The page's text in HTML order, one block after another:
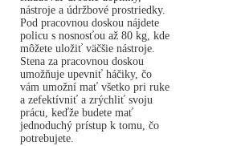
nástroje a údržbové prostriedky.
Pod pracovnou doskou nájdete
policu s nosnosťou až 80 kg, kde
môžete uložiť väčšie nástroje.
Stena za pracovnou doskou
umožňuje upevniť háčiky, čo
vám umožní mať všetko pri ruke
a zefektívniť a zrýchliť svoju
prácu, keďže budete mať
jednoduchý prístup k tomu, čo
potrebujete.